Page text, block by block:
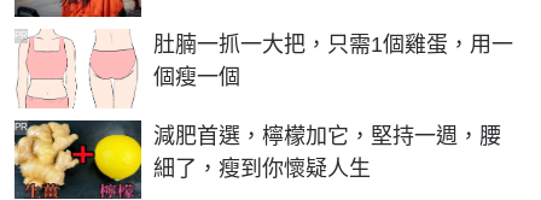
肚腩一抓一大把，只需1個雞蛋，用一
個瘦一個
PR
減肥首選，檸檬加它，堅持一週，腰
細了，瘦到你懷疑人生
PR